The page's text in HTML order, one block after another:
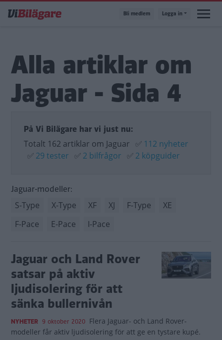
till
Bli medlem Logga in
Alla artiklar om
Jaguar - Sida 4
På Vi Bilägare har vi just nu:
Totalt 162 artiklar om Jaguar ✅ 112 nyheter
✅ 29 tester ✅ 2 bilfrågor ✅ 2 köpguider
Jaguar-modeller:
S-Type X-Type XF XJ F-Type
XE
F-Pace
E-Pace I-Pace
Jaguar och Land Rover
satsar på aktiv
ljudisolering för att
sänka bullernivån
NYHETER 9 oktober 2020 Flera Jaguar- och Land Rover-
modeller får aktiv ljudisolering för att ge en tystare kupé.